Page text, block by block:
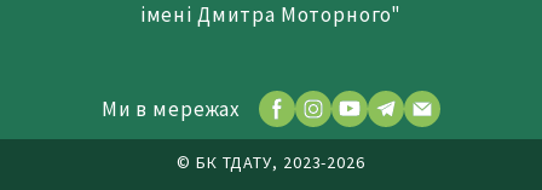
імені Дмитра Моторного"
Ми в мережах
© БК ТДАТУ, 2023-2026